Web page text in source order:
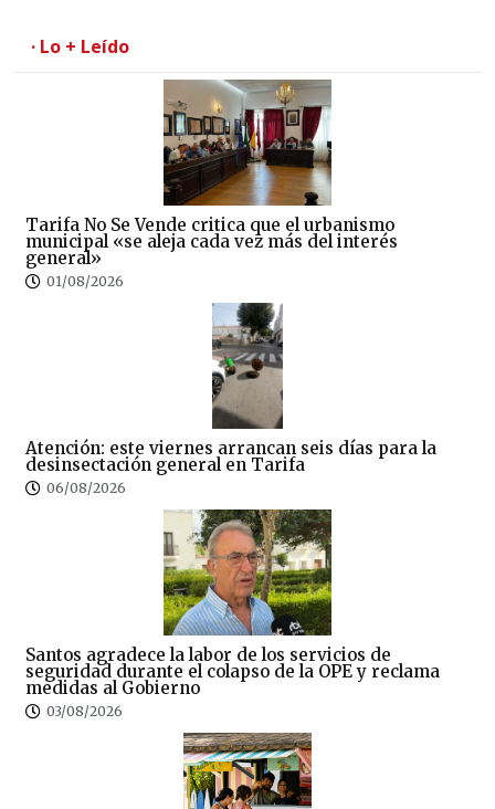
· Lo + Leído
Tarifa No Se Vende critica que el urbanismo
municipal «se aleja cada vez más del interés
general»
01/08/2026
Atención: este viernes arrancan seis días para la
desinsectación general en Tarifa
06/08/2026
Santos agradece la labor de los servicios de
seguridad durante el colapso de la OPE y reclama
medidas al Gobierno
03/08/2026